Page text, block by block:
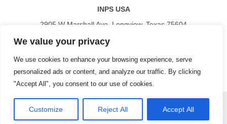
We value your privacy
We use cookies to enhance your browsing experience, serve
personalized ads or content, and analyze our traffic. By clicking
"Accept All", you consent to our use of cookies.
Customize Reject All Accept All
INPS USA
2905 W Marshall Ave. Longview, Texas 75604
INPS MEXICO
Av Acueducto 161 Depto C24 San Lorenzo Huipulco Tlalpan 14370
Ciudad de Mexico
Copyright © 2025 International Name Plate Supplies Ltd.